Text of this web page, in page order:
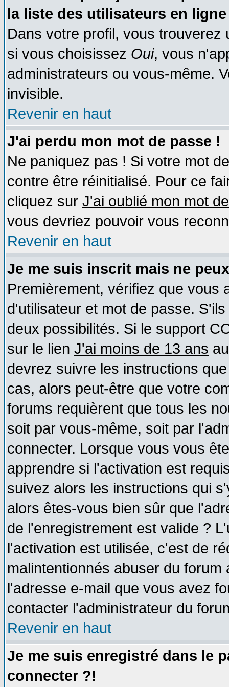
la liste des utilisateurs en
Dans votre profil, vous trouverez
si vous choisissez Oui, vous
administrateurs ou vous-même.
invisible.
Revenir en haut
J'ai perdu mon mot de passe !
Ne paniquez pas ! Si votre mot
contre être réinitialisé. Pour ce
cliquez sur J'ai oublié mon mot
vous devriez pouvoir vous
Revenir en haut
Je me suis inscrit mais ne
Premièrement, vérifiez que vous
d'utilisateur et mot de passe.
deux possibilités. Si le support
sur le lien J'ai moins de 13 ans
devrez suivre les instructions
cas, alors peut-être que votre
forums requièrent que tous les
soit par vous-même, soit par
connecter. Lorsque vous vous
apprendre si l'activation est
suivez alors les instructions qui
alors êtes-vous bien sûr que
de l'enregistrement est valide ?
l'activation est utilisée, c'est de
malintentionnés abuser du
l'adresse e-mail que vous avez
contacter l'administrateur du
Revenir en haut
Je me suis enregistré dans le
connecter ?!